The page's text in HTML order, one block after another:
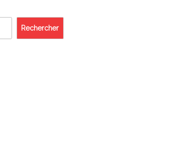
Rechercher